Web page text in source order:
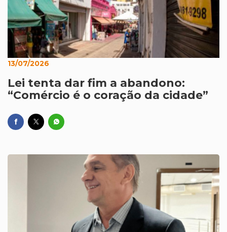
13/07/2026
Lei tenta dar fim a abandono:
“Comércio é o coração da cidade”